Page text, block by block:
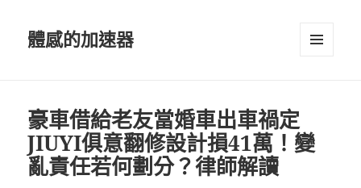
體感的加速器
豪車借給老友當婚車出車禍定
JIUYI俱意翻修設計損41萬！變
亂責任若何劃分？律師解讀